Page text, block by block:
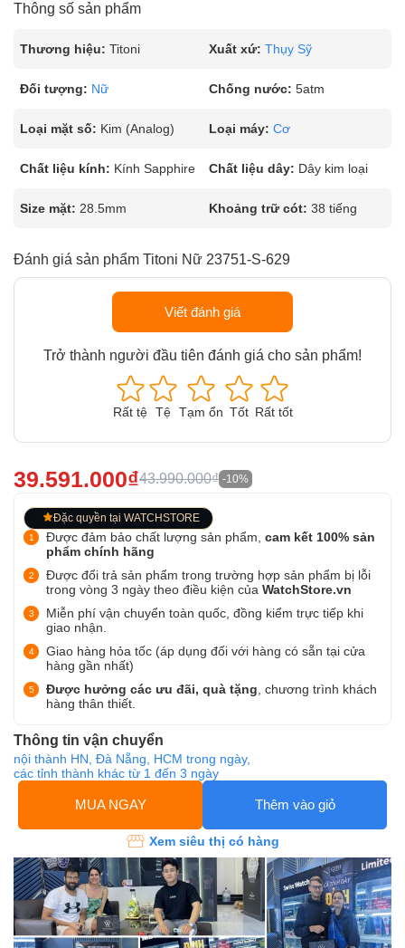
Thông số sản phẩm
Thương hiệu: Titoni Xuất xứ: Thụy Sỹ
Đối tượng: Nữ Chống nước: 5atm
Loại mặt số: Kim (Analog) Loại máy: Cơ
Chất liệu kính: Kính Sapphire Chất liệu dây: Dây kim loại
Size mặt: 28.5mm Khoảng trữ cót: 38 tiếng
Đánh giá sản phẩm Titoni Nữ 23751-S-629
Viết đánh giá
Trở thành người đầu tiên đánh giá cho sản phẩm!
Rất tệ Tệ Tạm ổn Tốt Rất tốt
39.591.000₫43.990.000₫ -10%
Đặc quyền tại WATCHSTORE
Được đảm bảo chất lượng sản phẩm, cam kết 100% sản
phẩm chính hãng
Được đổi trả sản phẩm trong trường hợp sản phẩm bị lỗi
trong vòng 3 ngày theo điều kiện của WatchStore.vn
Miễn phí vận chuyển toàn quốc, đồng kiểm trực tiếp khi
giao nhận.
Giao hàng hỏa tốc (áp dụng đối với hàng có sẵn tại cửa
hàng gần nhất)
Được hưởng các ưu đãi, quà tặng , chương trình khách
hàng thân thiết.
Thông tin vận chuyển
nội thành HN, Đà Nẵng, HCM trong ngày,
các tỉnh thành khác từ 1 đến 3 ngày
MUA NGAY Thêm vào giỏ
Xem siêu thị có hàng